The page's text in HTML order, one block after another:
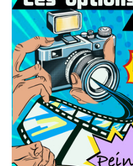
LET’S GO SCIENCE
ACTUALITÉ
AGENDA
ACTIVITÉS
SERVICES
APPRENTISSAGE